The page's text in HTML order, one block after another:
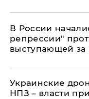
В России
репрессии"
выступающей
Украинские
НПЗ – власти